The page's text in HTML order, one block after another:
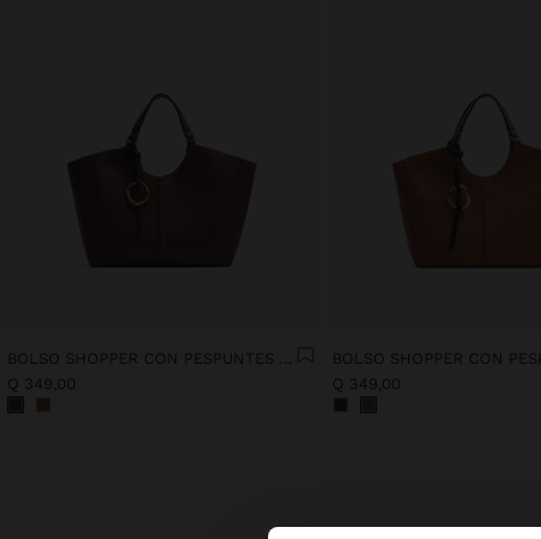
BOLSO SHOPPER CON PESPUNTES M Y PENDURO
Q 349,00
Q 349,00